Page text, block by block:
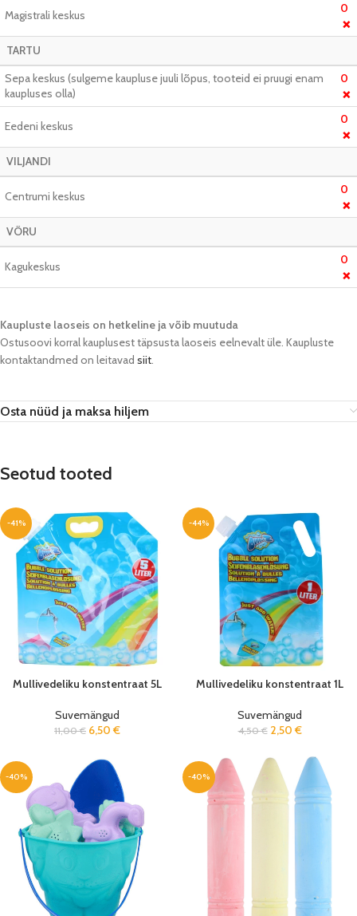
Magistrali keskus 0
❌
TARTU
Sepa keskus (sulgeme kaupluse juuli lõpus, tooteid ei pruugi enam
kaupluses olla)
0
❌
Eedeni keskus 0
❌
VILJANDI
Centrumi keskus 0
❌
VÕRU
Kagukeskus 0
❌
Kaupluste laoseis on hetkeline ja võib muutuda​
Ostusoovi korral kauplusest täpsusta laoseis eelnevalt üle. Kaupluste
kontaktandmed on leitavad siit.
Osta nüüd ja maksa hiljem
Seotud tooted
-41%
Mullivedeliku konstentraat 5L
Suvemängud
11,00€ 6,50 €
-44%
Mullivedeliku konstentraat 1L
Suvemängud
4,50€ 2,50 €
-40% -40%